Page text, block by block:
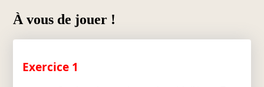
À vous de jouer !
Exercice 1